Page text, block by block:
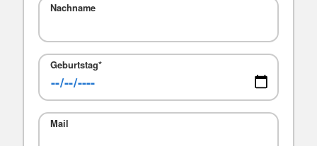
Nachname
Geburtstag*
Mail